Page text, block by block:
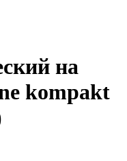
на
kompakt